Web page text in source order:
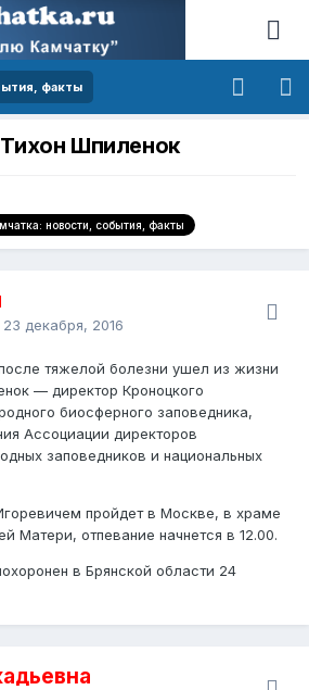
факты
Шпиленок
новости, события, факты
23 декабря, 2016
тяжелой болезни ушел из жизни
— директор Кроноцкого
биосферного заповедника,
Ассоциации директоров
заповедников и национальных
пройдет в Москве, в храме
Матери, отпевание начнется в 12.00.
в Брянской области 24